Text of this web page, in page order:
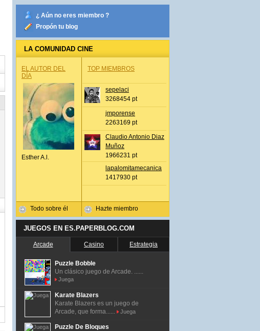
¿ Aún no eres miembro ?
Propón tu blog
LA COMUNIDAD CINE
EL AUTOR DEL
DÍA
Esther A.l.
Todo sobre él
TOP MIEMBROS
sepelaci
3268454 pt
jmporense
2263169 pt
Claudio Antonio Diaz
Muñoz
1966231 pt
lapalomitamecanica
1417930 pt
Hazte miembro
JUEGOS EN ES.PAPERBLOG.COM
Arcade Casino Estrategia
Puzzle Bobble
Un clásico juego de Arcade. ......
Juega
Karate Blazers
Karate Blazers es un juego de
Arcade, que forma......
Juega
Puzzle De Bloques